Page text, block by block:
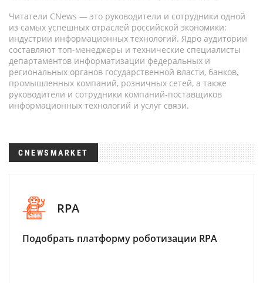
Читатели CNews — это руководители и сотрудники одной
из самых успешных отраслей российской экономики:
индустрии информационных технологий. Ядро аудитории
составляют топ-менеджеры и технические специалисты
департаментов информатизации федеральных и
региональных органов государственной власти, банков,
промышленных компаний, розничных сетей, а также
руководители и сотрудники компаний-поставщиков
информационных технологий и услуг связи.
CNEWSMARKET
RPA
Подобрать платформу роботизации RPA